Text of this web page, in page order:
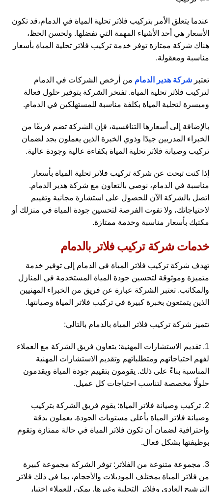
عندما يتعلق الأمر بتركيب فلاتر تحلية المياة في الدمام،قد تكون
الأسعار هي أحد الأشياء المهمة التي تفضلها. ولحسن الحظ،
هناك شركة ممتازة توفر خدمة تركيب فلاتر تحلية المياة بأسعار
مناسبة ومعقولة.
تعتبرشركة هدير الدمام من أرخص الشركات في الدمام
لتركيب فلاتر تحلية المياة. تفتخر الشركة بتوفير حلول فعالة
وميسرة لتحلية المياة بكلفة مناسبة للمستهلكين في الدمام.
بالإضافة إلى أسعارها التنافسية، فإن الشركة تضم فريقًا من
الخبراء المدربين جيدًا وذوي الخبرة الذين يعملون بجد لضمان
تركيب وصيانة فلاتر تحلية المياة بكفاءة عالية وجودة عالية.
إذا كنت تبحث عن شركة تركيب فلاتر تحلية المياة بأسعار
مناسبة في الدمام، نوصي بالتعاون مع شركة هدير الدمام.
اتصل بالشركة الآن للحصول على استشارة مجانية وتقييم
لاحتياجاتك، ولا تفوت الفرصة لتحسين جودة المياة في منزلك أو
مكتبك بأسعار مناسبة وخدمة ممتازة.
خدمات شركة تركيب فلاتر بالدمام
تهدف شركة تركيب فلاتر المياة في الدمام إلى توفير خدمة
متميزة وموثوقة لتحسين جودة المياة المستخدمة في المنازل
والمكاتب. تعتبر الشركة عبارة عن فريق من الخبراء المهنيين
الذين يتمتعون بخبرة كبيرة في تركيب فلاتر المياة وصيانتها.
تتميز شركة تركيب فلاتر المياة بالدمام بالتالي:
1. تقديم الاستشارات المهنية: يتعاون فريق الشركة مع العملاء
لفهم احتياجاتهم ومتطلباتهم وتقديم الاستشارات المهنية
المناسبة بناءً على ذلك. يقومون بتقييم جودة المياة ويقدمون
حلولًا مخصصة لتناسب احتياجات كل عميل.
2. تركيب وصيانة فلاتر المياة: يقوم فريق الشركة بتركيب
وصيانة فلاتر المياة بأعلى مستويات الجودة. يعملون بدقة
واحترافية لضمان أن تكون فلاتر المياة في حالة ممتازة وتقوم
بوظيفتها بشكل فعال.
3. مجموعة متنوعة من الفلاتر: توفر الشركة مجموعة كبيرة
من فلاتر المياة بمختلف الموديلات والأحجام، بما في ذلك فلاتر
الترشيح العادي وفلاتر التحلية وغيرها. يمكن للعملاء اختيار